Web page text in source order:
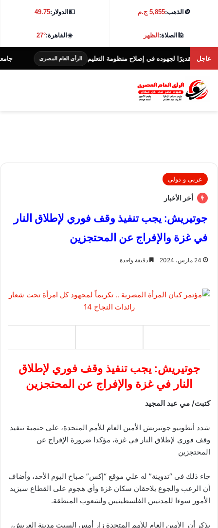
🪙 الذهب:5,855 ج.م 💵الدولار:49.75
🕌الصلاة:الظهر ☀️القاهرة:27°
عاجللجهوده في إصلاح منظومة التعليم الرأى العام المصرى جامعة كفر الشيخ
عربى و دولى
أخر الأخبار
جوتيريش: يجب تنفيذ وقف فوري لإطلاق النار
في غزة والإفراج عن المحتجزين
24 مارس، 2024 دقيقة واحدة
جوتيريش: يجب تنفيذ وقف فوري لإطلاق
النار في غزة والإفراج عن المحتجزين
كتبت/ مي عبد المجيد
شدد أنطونيو جوتيريش الأمين العام للأمم المتحدة، على حتمية تنفيذ
وقف فوري لإطلاق النار في غزة، مؤكدا ضرورة الإفراج عن
المحتجزين
جاء ذلك فى “تدوينة” له علي موقع “إكس” صباح اليوم الأحد، وأضاف
أن الرعب والجوع يلاحقان سكان غزة وأي هجوم على القطاع سيزيد
الأمور سوءا للمدنيين الفلسطينيين ولشعوب المنطقة.
يذكر أن الأمين العام للأمم المتحدة زار أمس السبت مدينة العريش،